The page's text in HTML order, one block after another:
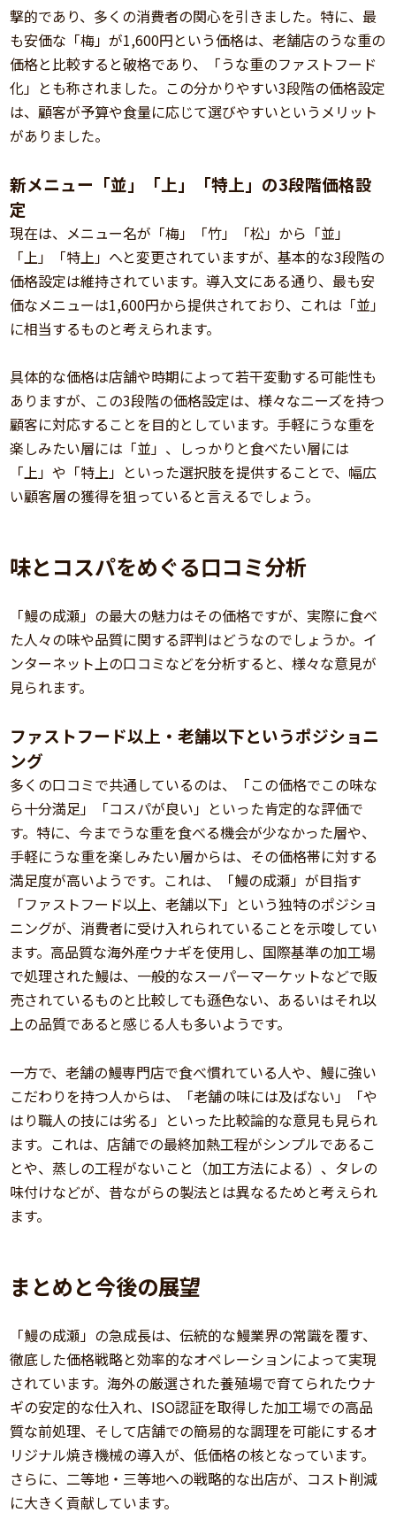
撃的であり、多くの消費者の関心を引きました。特に、最
も安価な「梅」が1,600円という価格は、老舗店のうな重の
価格と比較すると破格であり、「うな重のファストフード
化」とも称されました。この分かりやすい3段階の価格設定
は、顧客が予算や食量に応じて選びやすいというメリット
がありました。
新メニュー「並」「上」「特上」の3段階価格設
定
現在は、メニュー名が「梅」「竹」「松」から「並」
「上」「特上」へと変更されていますが、基本的な3段階の
価格設定は維持されています。導入文にある通り、最も安
価なメニューは1,600円から提供されており、これは「並」
に相当するものと考えられます。
具体的な価格は店舗や時期によって若干変動する可能性も
ありますが、この3段階の価格設定は、様々なニーズを持つ
顧客に対応することを目的としています。手軽にうな重を
楽しみたい層には「並」、しっかりと食べたい層には
「上」や「特上」といった選択肢を提供することで、幅広
い顧客層の獲得を狙っていると言えるでしょう。
味とコスパをめぐる口コミ分析
「鰻の成瀬」の最大の魅力はその価格ですが、実際に食べ
た人々の味や品質に関する評判はどうなのでしょうか。イ
ンターネット上の口コミなどを分析すると、様々な意見が
見られます。
ファストフード以上・老舗以下というポジショニ
ング
多くの口コミで共通しているのは、「この価格でこの味な
ら十分満足」「コスパが良い」といった肯定的な評価で
す。特に、今までうな重を食べる機会が少なかった層や、
手軽にうな重を楽しみたい層からは、その価格帯に対する
満足度が高いようです。これは、「鰻の成瀬」が目指す
「ファストフード以上、老舗以下」という独特のポジショ
ニングが、消費者に受け入れられていることを示唆してい
ます。高品質な海外産ウナギを使用し、国際基準の加工場
で処理された鰻は、一般的なスーパーマーケットなどで販
売されているものと比較しても遜色ない、あるいはそれ以
上の品質であると感じる人も多いようです。
一方で、老舗の鰻専門店で食べ慣れている人や、鰻に強い
こだわりを持つ人からは、「老舗の味には及ばない」「や
はり職人の技には劣る」といった比較論的な意見も見られ
ます。これは、店舗での最終加熱工程がシンプルであるこ
とや、蒸しの工程がないこと（加工方法による）、タレの
味付けなどが、昔ながらの製法とは異なるためと考えられ
ます。
まとめと今後の展望
「鰻の成瀬」の急成長は、伝統的な鰻業界の常識を覆す、
徹底した価格戦略と効率的なオペレーションによって実現
されています。海外の厳選された養殖場で育てられたウナ
ギの安定的な仕入れ、ISO認証を取得した加工場での高品
質な前処理、そして店舗での簡易的な調理を可能にするオ
リジナル焼き機械の導入が、低価格の核となっています。
さらに、二等地・三等地への戦略的な出店が、コスト削減
に大きく貢献しています。